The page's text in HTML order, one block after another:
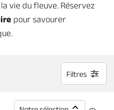
vie du fleuve. Réservez
pour savourer
Filtres